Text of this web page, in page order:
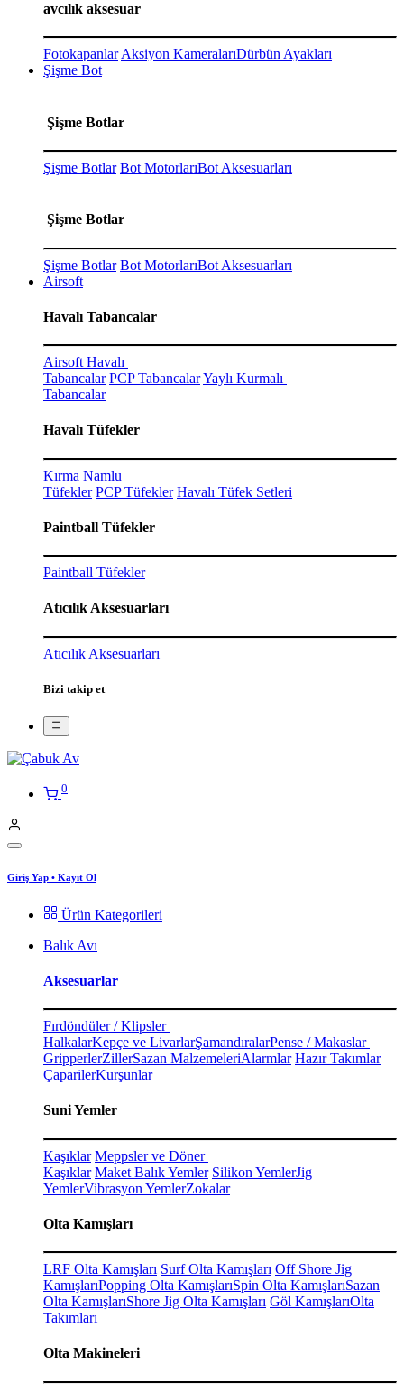
avcılık aksesuar
FotokapanlarAksiyon KameralarıDürbün Ayakları
Şişme Bot
Şişme Botlar
Şişme Botlar Bot MotorlarıBot Aksesuarları
Şişme Botlar
Şişme Botlar Bot MotorlarıBot Aksesuarları
Airsoft
Havalı Tabancalar
Airsoft Havalı
Tabancalar PCP TabancalarYaylı Kurmalı
Tabancalar
Havalı Tüfekler
Kırma Namlu
Tüfekler PCP Tüfekler Havalı Tüfek Setleri
Paintball Tüfekler
Paintball Tüfekler
Atıcılık Aksesuarları
Atıcılık Aksesuarları
Bizi takip et
0
Giriş Yap • Kayıt Ol
Ürün Kategorileri
Balık Avı
Aksesuarlar
Fırdöndüler / Klipsler
HalkalarKepçe ve LivarlarŞamandıralarPense / Makaslar
GripperlerZillerSazan MalzemeleriAlarmlar Hazır Takımlar
ÇaparilerKurşunlar
Suni Yemler
Kaşıklar Meppsler ve Döner
Kaşıklar Maket Balık Yemler Silikon YemlerJig
YemlerVibrasyon YemlerZokalar
Olta Kamışları
LRF Olta Kamışları Surf Olta Kamışları Off Shore Jig
KamışlarıPopping Olta KamışlarıSpin Olta KamışlarıSazan
Olta KamışlarıShore Jig Olta Kamışları Göl KamışlarıOlta
Takımları
Olta Makineleri